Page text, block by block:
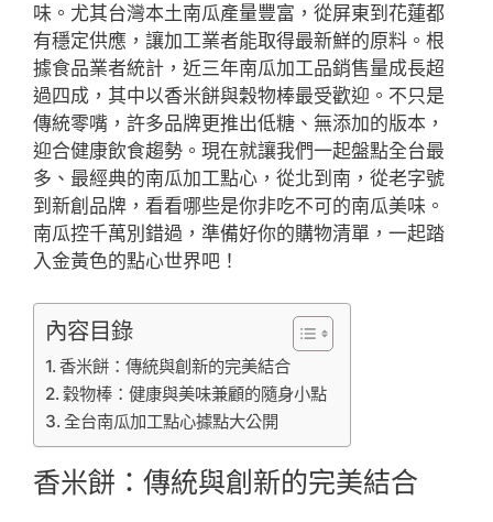
味。尤其台灣本土南瓜產量豐富，從屏東到花蓮都
有穩定供應，讓加工業者能取得最新鮮的原料。根
據食品業者統計，近三年南瓜加工品銷售量成長超
過四成，其中以香米餅與穀物棒最受歡迎。不只是
傳統零嘴，許多品牌更推出低糖、無添加的版本，
迎合健康飲食趨勢。現在就讓我們一起盤點全台最
多、最經典的南瓜加工點心，從北到南，從老字號
到新創品牌，看看哪些是你非吃不可的南瓜美味。
南瓜控千萬別錯過，準備好你的購物清單，一起踏
入金黃色的點心世界吧！
內容目錄
香米餅：傳統與創新的完美結合
穀物棒：健康與美味兼顧的隨身小點
全台南瓜加工點心據點大公開
香米餅：傳統與創新的完美結合